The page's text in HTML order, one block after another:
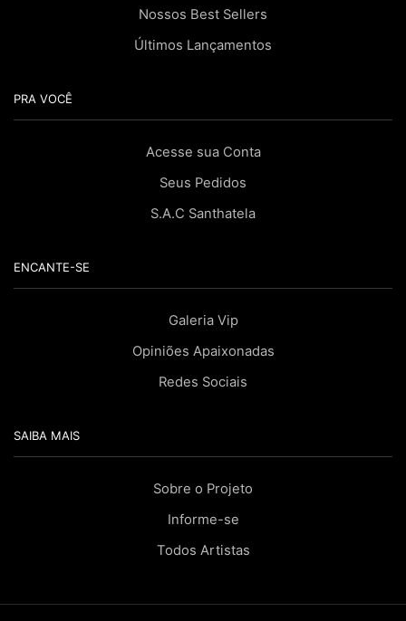
Nossos Best Sellers
Últimos Lançamentos
PRA VOCÊ
Acesse sua Conta
Seus Pedidos
S.A.C Santhatela
ENCANTE-SE
Galeria Vip
Opiniões Apaixonadas
Redes Sociais
SAIBA MAIS
Sobre o Projeto
Informe-se
Todos Artistas